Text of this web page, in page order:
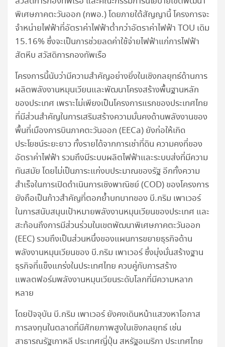
พิเศษภาคตะวันออก (กพอ.) โดยภายใต้สัญญานี้ โครงการจะ
จำหน่ายไฟฟ้าที่อัตราค่าไฟฟ้าต่ำกว่าอัตราค่าไฟฟ้า TOU เดิม
15.16% ซึ่งจะเป็นการช่วยลดค่าใช้จ่ายไฟฟ้าแก่การไฟฟ้า
สัตหีบ สวัสดิการกองทัพเรือ
โครงการนี้นับว่ามีความสำคัญอย่างยิ่งในเชิงกลยุทธ์ด้านการ
ผลิตพลังงานหมุนเวียนและพัฒนาโครงสร้างพื้นฐานหลัก
ของประเทศ เพราะไม่เพียงเป็นโครงการแรกของประเทศไทย
ที่มีส่วนสำคัญในการเสริมสร้างความมั่นคงด้านพลังงานของ
พื้นที่เมืองการบินภาคตะวันออก (EECa) ยังก่อให้เกิด
ประโยชน์ระยะยาว ทั้งรายได้จากการเช่าที่ดิน ความคงที่ของ
อัตราค่าไฟฟ้า รวมถึงมีระบบผลิตไฟฟ้าและระบบส่งที่มีความ
ทันสมัย โดยไม่เป็นภาระแก่งบประมาณของรัฐ อีกทั้งความ
สำเร็จในการเปิดดำเนินการเชิงพาณิชย์ (COD) ของโครงการ
ยังถือเป็นก้าวสำคัญที่ตอกย้ำบทบาทของ บี.กริม เพาเวอร์
ในการสนับสนุนเป้าหมายพลังงานหมุนเวียนของประเทศ และ
สะท้อนถึงการมีส่วนร่วมในเขตพัฒนาพิเศษภาคตะวันออก
(EEC) รวมถึงเป็นส่วนหนึ่งของแผนการขยายธุรกิจด้าน
พลังงานหมุนเวียนของ บี.กริม เพาเวอร์ ซึ่งมุ่งมั่นสร้างฐาน
ธุรกิจที่แข็งแกร่งในประเทศไทย ควบคู่กับการสร้าง
แพลตฟอร์มพลังงานหมุนเวียนระดับโลกที่มีความหลาก
หลาย
โดยปัจจุบัน บี.กริม เพาเวอร์ ยังคงเดินหน้าแสวงหาโอกาส
การลงทุนในตลาดที่มีศักยภาพสูงในเชิงกลยุทธ์ เช่น
สาธารณรัฐเกาหลี ประเทศญี่ปุ่น สหรัฐอเมริกา ประเทศไทย